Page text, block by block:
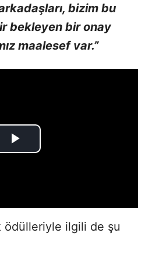
bizim bu
bekleyen bir onay
maalesef var.”
ödülleriyle ilgili de şu